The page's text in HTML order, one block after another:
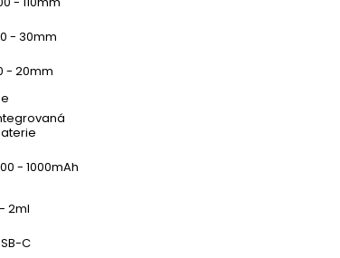
- 30mm
- 20mm
- 1000mAh
2ml
C